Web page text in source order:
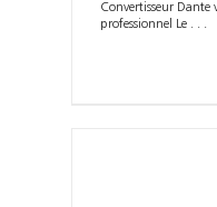
Convertisseur Dante
professionnel Le . . .